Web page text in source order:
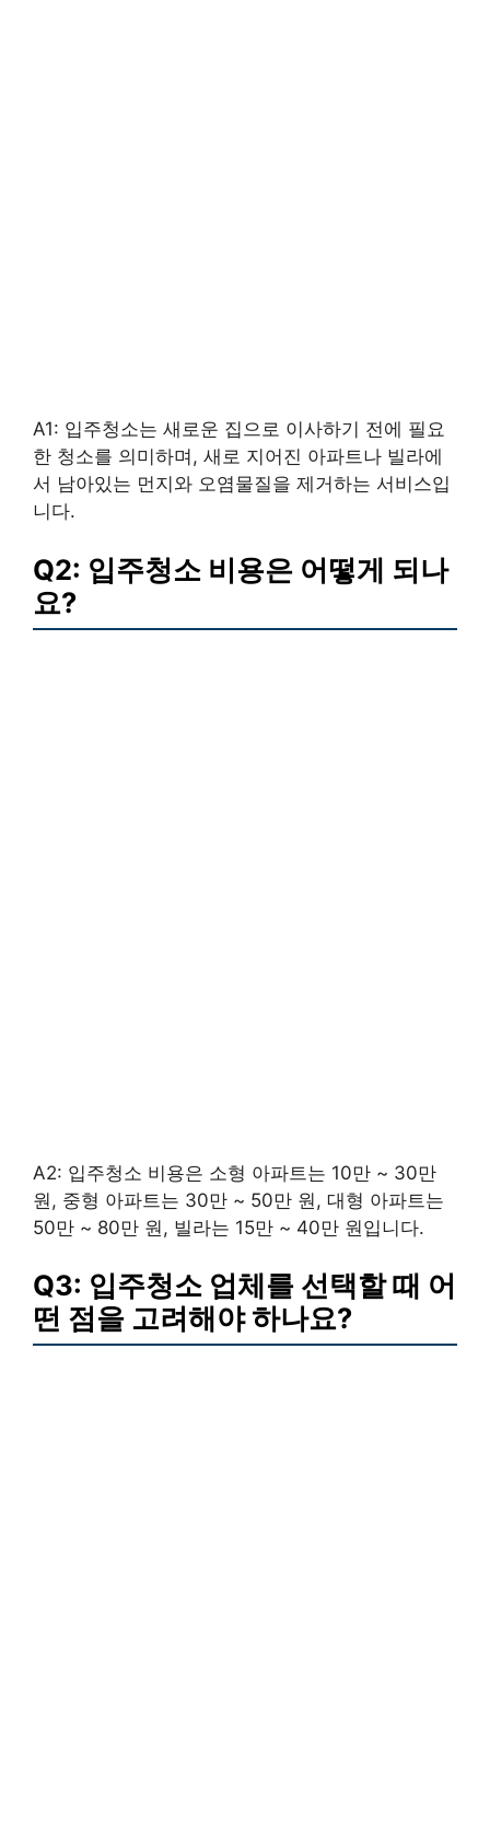
A1: 입주청소는 새로운 집으로 이사하기 전에 필요
한 청소를 의미하며, 새로 지어진 아파트나 빌라에
서 남아있는 먼지와 오염물질을 제거하는 서비스입
니다.
Q2: 입주청소 비용은 어떻게 되나
요?
A2: 입주청소 비용은 소형 아파트는 10만 ~ 30만
원, 중형 아파트는 30만 ~ 50만 원, 대형 아파트는
50만 ~ 80만 원, 빌라는 15만 ~ 40만 원입니다.
Q3: 입주청소 업체를 선택할 때 어
떤 점을 고려해야 하나요?